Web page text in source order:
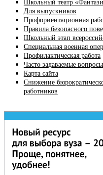
Школьный театр
Для выпускников
Профориентационная
Правила безопасного
Школьный этап
Специальная военная
Профилактическая работа
Часто задаваемые вопросы
Карта сайта
Снижение
работников